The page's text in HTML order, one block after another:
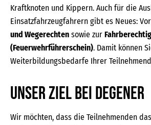
Kraftknoten und Kippern. Auch für die
Einsatzfahrzeugfahrern gibt es Neues:
und Wegerechten sowie zur
(Feuerwehrführerschein). Damit können
Weiterbildungsbedarfe Ihrer
Unser Ziel bei DEGENER
Wir möchten, dass die Teilnehmenden